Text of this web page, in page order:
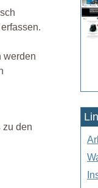
werden
zu den